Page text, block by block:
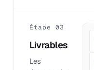
Étape 03
Livrables
Les